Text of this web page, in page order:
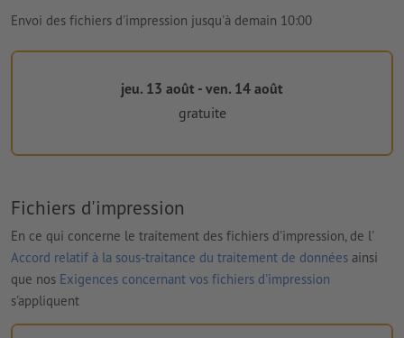
Envoi des fichiers d'impression jusqu'à demain 10:00
jeu. 13 août - ven. 14 août
gratuite
Fichiers d'impression
En ce qui concerne le traitement des fichiers d'impression, de l'
Accord relatif à la sous-traitance du traitement de données ainsi
que nos Exigences concernant vos fichiers d'impression
s'appliquent